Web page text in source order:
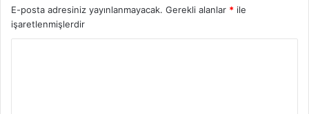
E-posta adresiniz yayınlanmayacak. Gerekli alanlar * ile
işaretlenmişlerdir